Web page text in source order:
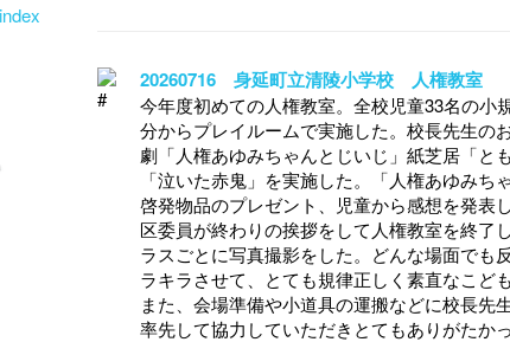
20260716 身延町立清陵小学校 人権教室
今年度初めての人権教室。全校児童33名の小
分からプレイルームで実施した。校長先生の
劇「人権あゆみちゃんとじいじ」紙芝居「と
「泣いた赤鬼」を実施した。「人権あゆみち
啓発物品のプレゼント、児童から感想を発表
区委員が終わりの挨拶をして人権教室を終了
ラスごとに写真撮影をした。どんな場面でも
ラキラさせて、とても規律正しく素直なこど
また、会場準備や小道具の運搬などに校長先
率先して協力していただきとてもありがたか